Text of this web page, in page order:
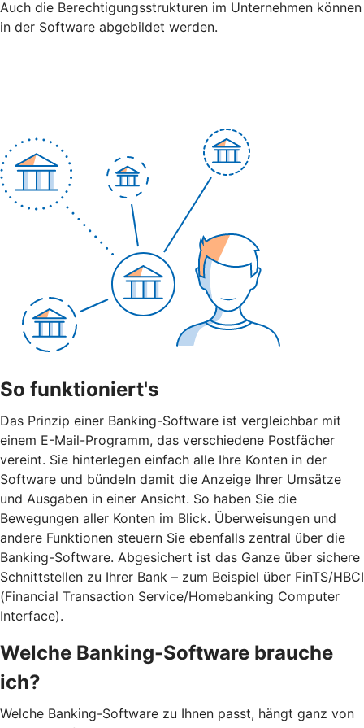
Auch die Berechtigungsstrukturen im Unternehmen können
in der Software abgebildet werden.
So funktioniert's
Das Prinzip einer Banking-Software ist vergleichbar mit
einem E-Mail-Programm, das verschiedene Postfächer
vereint. Sie hinterlegen einfach alle Ihre Konten in der
Software und bündeln damit die Anzeige Ihrer Umsätze
und Ausgaben in einer Ansicht. So haben Sie die
Bewegungen aller Konten im Blick. Überweisungen und
andere Funktionen steuern Sie ebenfalls zentral über die
Banking-Software. Abgesichert ist das Ganze über sichere
Schnittstellen zu Ihrer Bank – zum Beispiel über FinTS/HBCI
(Financial Transaction Service/Homebanking Computer
Interface).
Welche Banking-Software brauche
ich?
Welche Banking-Software zu Ihnen passt, hängt ganz von